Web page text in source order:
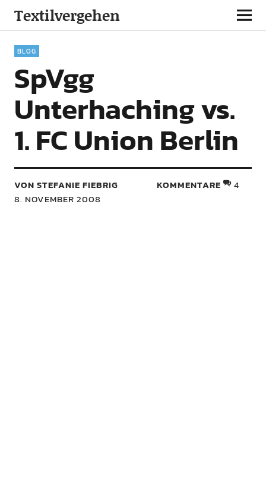
Textilvergehen
BLOG
SpVgg
Unterhaching vs.
1. FC Union Berlin
VON STEFANIE FIEBRIG
8. NOVEMBER 2008
KOMMENTARE 4